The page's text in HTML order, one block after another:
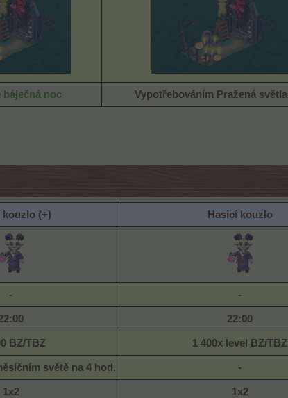
báječná noc Vypotřebováním Pražená světla
kouzlo (+) Hasicí kouzlo
- -
22:00
BZ/TBZ 1 400x level BZ/TBZ
světě na 4 hod. -
1x2 1x2